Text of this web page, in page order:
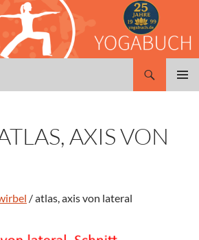
AXIS VON
/ atlas, axis von lateral